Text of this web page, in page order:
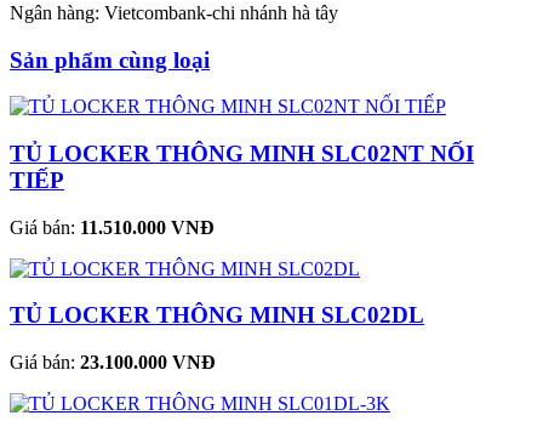
Ngân hàng: Vietcombank-chi nhánh hà tây
Sản phẩm cùng loại
TỦ LOCKER THÔNG MINH SLC02NT NỐI
TIẾP
Giá bán: 11.510.000 VNĐ
TỦ LOCKER THÔNG MINH SLC02DL
Giá bán: 23.100.000 VNĐ